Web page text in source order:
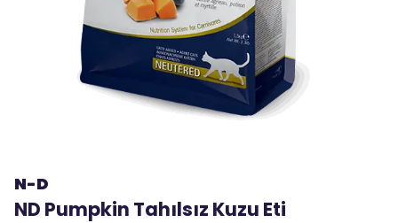
N-D
ND Pumpkin Tahılsız Kuzu Eti